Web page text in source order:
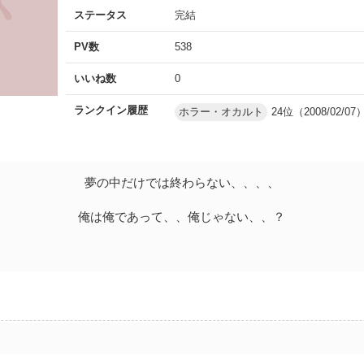
ステータス 完結
PV数 538
いいね数 0
ランクイン履歴 ホラー・オカルト 24位（2008/02/07
夢の中だけでは終わらない、、、、
俺は俺であって、、俺じゃない、、？